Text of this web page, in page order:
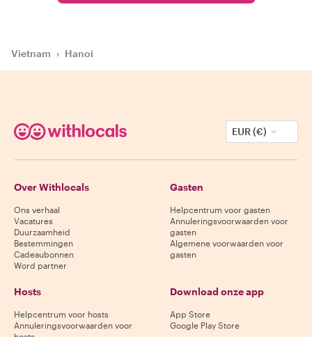
Vietnam › Hanoi
EUR (€)
Over Withlocals
Ons verhaal
Vacatures
Duurzaamheid
Bestemmingen
Cadeaubonnen
Word partner
Gasten
Helpcentrum voor gasten
Annuleringsvoorwaarden voor
gasten
Algemene voorwaarden voor
gasten
Hosts
Helpcentrum voor hosts
Annuleringsvoorwaarden voor
Download onze app
App Store
Google Play Store